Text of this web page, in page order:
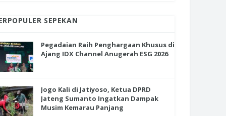
SEPEKAN
Pegadaian Raih Penghargaan Khusus di
Ajang IDX Channel Anugerah ESG 2026
Jogo Kali di Jatiyoso, Ketua DPRD
Jateng Sumanto Ingatkan Dampak
Musim Kemarau Panjang